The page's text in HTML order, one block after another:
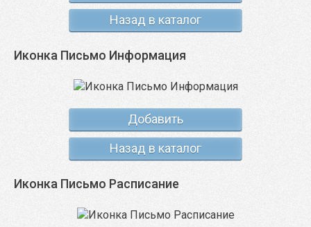
Назад в каталог
Иконка Письмо Информация
Добавить
Назад в каталог
Иконка Письмо Расписание